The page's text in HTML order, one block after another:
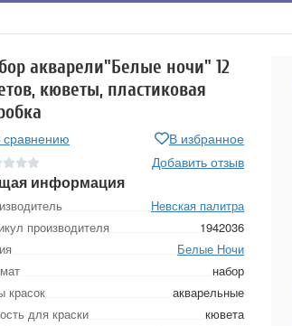
акварели"Белые ночи" 12
кюветы, пластиковая
сравнению
В избранное
Добавить отзыв
информация
Невская палитра
производителя
1942036
Белые Ночи
набор
красок
акварельные
для краски
кювета